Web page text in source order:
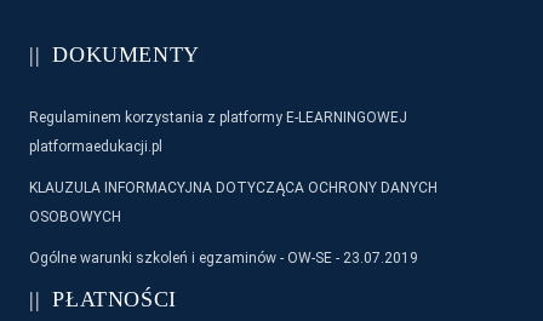
DOKUMENTY
Regulaminem korzystania z platformy E-LEARNINGOWEJ
platformaedukacji.pl
KLAUZULA INFORMACYJNA DOTYCZĄCA OCHRONY DANYCH
OSOBOWYCH
Ogólne warunki szkoleń i egzaminów - OW-SE - 23.07.2019
PŁATNOŚCI